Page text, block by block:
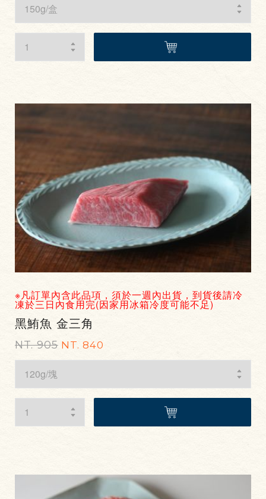
※凡訂單內含此品項，須於一週內出貨，到貨後請冷
凍於三日內食用完(因家用冰箱冷度可能不足)
黑鮪魚 金三角
NT. 905 NT. 840